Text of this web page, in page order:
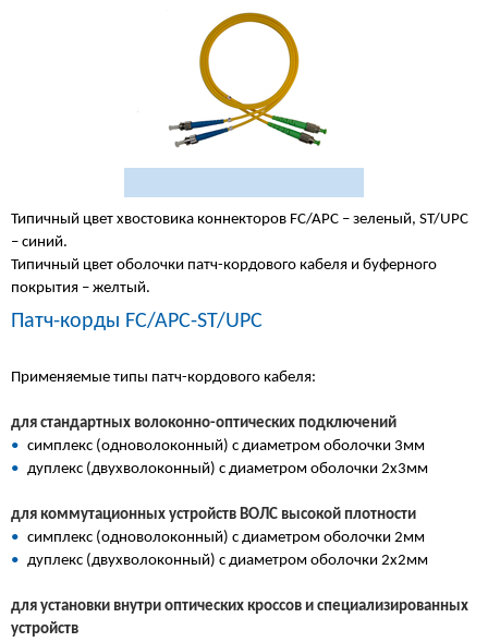
Типичный цвет хвостовика коннекторов FC/APC – зеленый, ST/UPC
– синий.
Типичный цвет оболочки патч-кордового кабеля и буферного
покрытия – желтый.
Патч-корды FC/APC-ST/UPC
Применяемые типы патч-кордового кабеля:
для стандартных волоконно-оптических подключений
• симплекс (одноволоконный) с диаметром оболочки 3мм
• дуплекс (двухволоконный) с диаметром оболочки 2х3мм
для коммутационных устройств ВОЛС высокой плотности
• симплекс (одноволоконный) с диаметром оболочки 2мм
• дуплекс (двухволоконный) с диаметром оболочки 2х2мм
для установки внутри оптических кроссов и специализированных
устройств